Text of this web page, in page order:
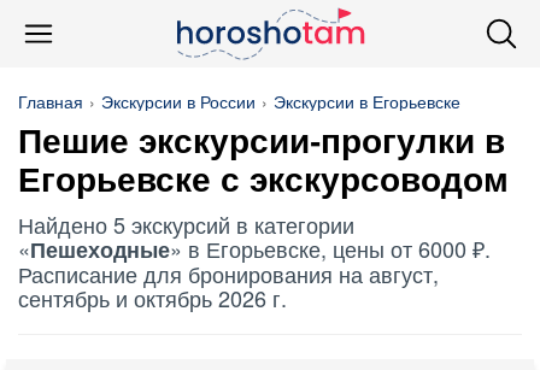
Главная Экскурсии в России Экскурсии в Егорьевске
Пешие экскурсии-прогулки в
Егорьевске с экскурсоводом
Найдено 5 экскурсий в категории
«Пешеходные» в Егорьевске, цены от 6000 ₽.
Расписание для бронирования на август,
сентябрь и октябрь 2026 г.